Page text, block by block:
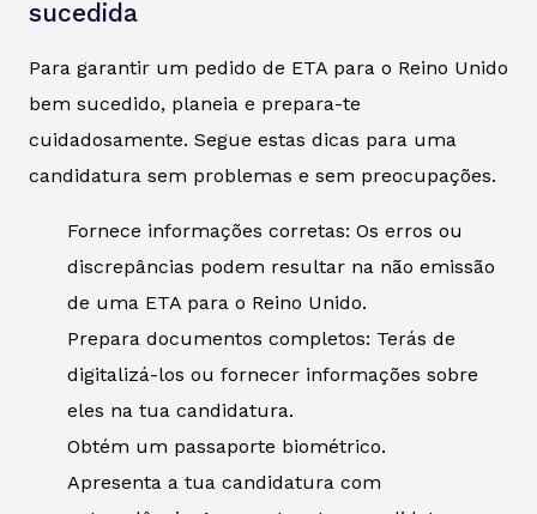
sucedida
Para garantir um pedido de ETA para o Reino Unido
bem sucedido, planeia e prepara-te
cuidadosamente. Segue estas dicas para uma
candidatura sem problemas e sem preocupações.
Fornece informações corretas: Os erros ou
discrepâncias podem resultar na não emissão
de uma ETA para o Reino Unido.
Prepara documentos completos: Terás de
digitalizá-los ou fornecer informações sobre
eles na tua candidatura.
Obtém um passaporte biométrico.
Apresenta a tua candidatura com